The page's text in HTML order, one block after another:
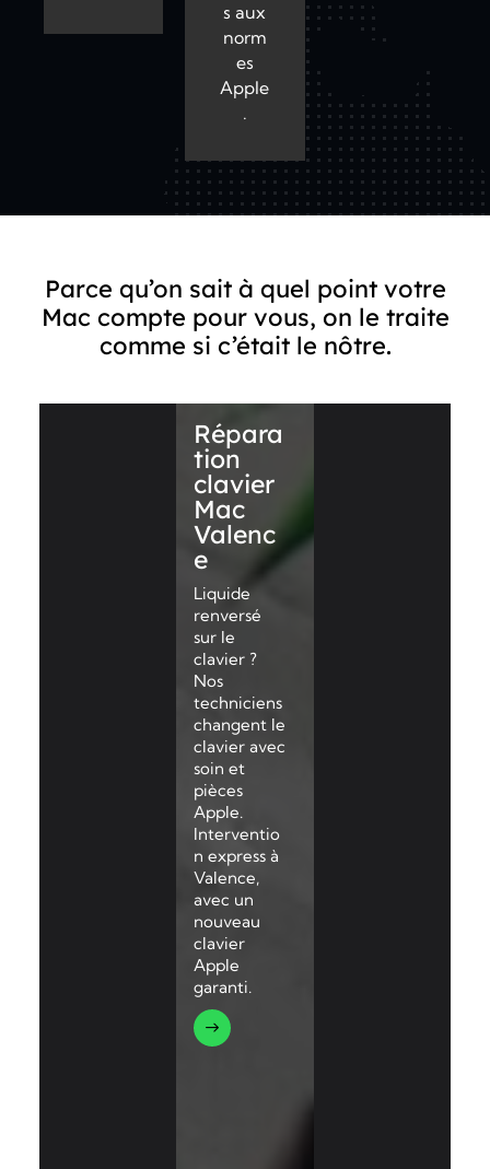
s aux
norm
es
Apple
.
Parce qu’on sait à quel point votre
Mac compte pour vous, on le traite
comme si c’était le nôtre.
Répara
tion
clavier
Mac
Valenc
e
Liquide
renversé
sur le
clavier ?
Nos
techniciens
changent le
clavier avec
soin et
pièces
Apple.
Interventio
n express à
Valence,
avec un
nouveau
clavier
Apple
garanti.